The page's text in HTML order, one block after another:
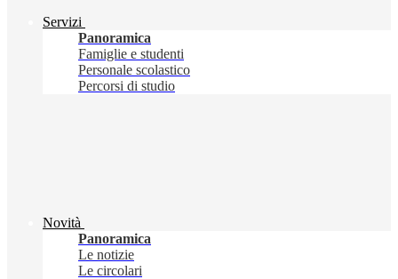
Servizi
Panoramica
Famiglie e studenti
Personale scolastico
Percorsi di studio
Novità
Panoramica
Le notizie
Le circolari